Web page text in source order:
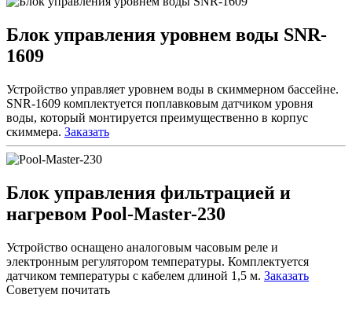
Блок управления уровнем воды SNR-
1609
Устройство управляет уровнем воды в скиммерном бассейне.
SNR-1609 комплектуется поплавковым датчиком уровня
воды, который монтируется преимущественно в корпус
скиммера. Заказать
Блок управления фильтрацией и
нагревом Pool-Master-230
Устройство оснащено аналоговым часовым реле и
электронным регулятором температуры. Комплектуется
датчиком температуры с кабелем длиной 1,5 м. Заказать
Советуем почитать